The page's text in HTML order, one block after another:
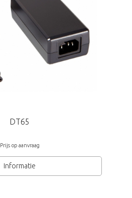
DT65
Prijs op aanvraag
Informatie